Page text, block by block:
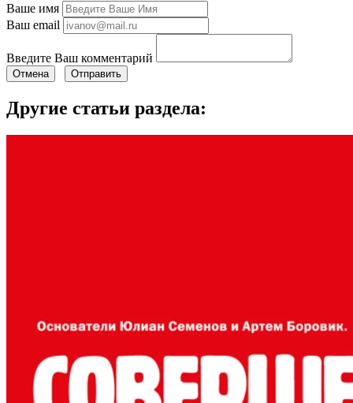
Ваше имя
Ваш email
Введите Ваш комментарий
Отмена Отправить
Другие статьи раздела: